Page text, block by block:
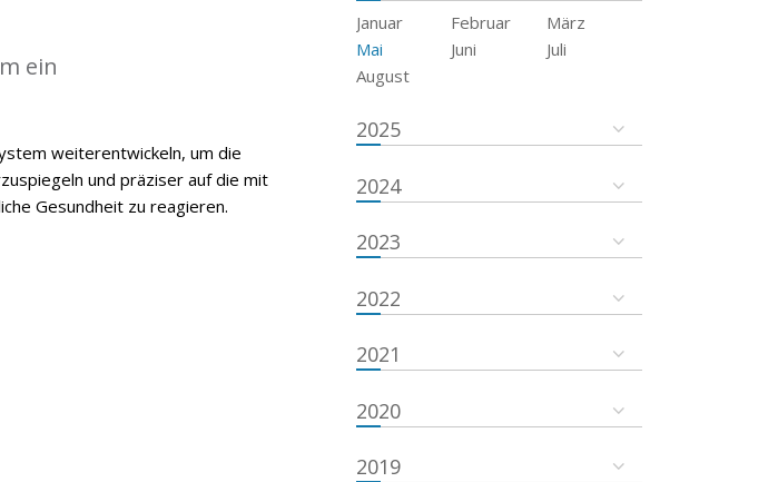
ein
weiterentwickeln, um die
und präziser auf die mit
Gesundheit zu reagieren.
Januar Februar
März
Mai
Juni
Juli
August
2025
2024
2023
2022
2021
2020
2019